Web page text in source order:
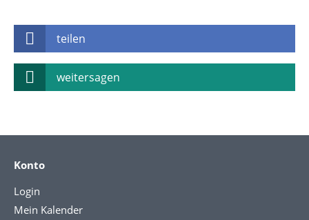
teilen
weitersagen
Konto
Login
Mein Kalender